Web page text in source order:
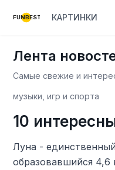
FUNBEST КАРТИНКИ
Лента
Самые свежие и
музыки, игр и спорта
10
Луна -
образовавшийся 4,6